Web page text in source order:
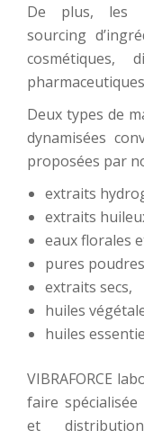
De plus, les
sourcing
cosmétiques,
Deux types de
dynamisées
proposées par
extraits
extraits
eaux florales
pures
extraits secs,
huiles
huiles
VIBRAFORCE
faire
et